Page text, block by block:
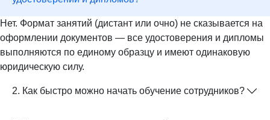
Нет. Формат занятий (дистант или очно) не сказывается на
оформлении документов — все удостоверения и дипломы
выполняются по единому образцу и имеют одинаковую
юридическую силу.
2. Как быстро можно начать обучение сотрудников?